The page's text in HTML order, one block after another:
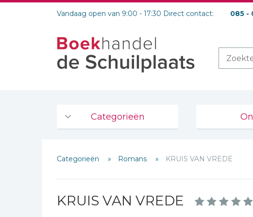
Vandaag open van 9:00 - 17:30 Direct contact: 085 -
Categorieën
De Bijbel
Bijbelse Dagboeken 2026
Bijbelstudie groepen
Categorieën Romans KRUIS VAN VREDE
KRUIS VAN VREDE